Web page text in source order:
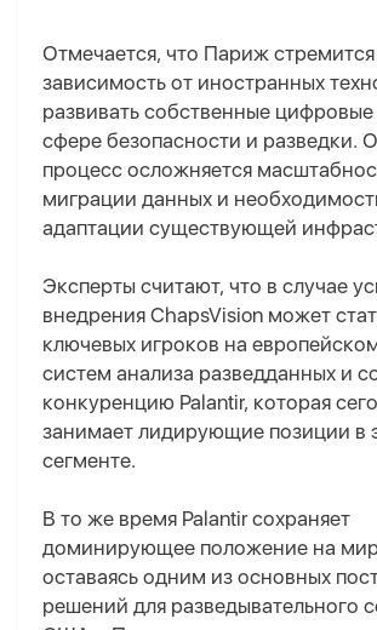
Отмечается, что Париж стремится
зависимость от иностранных
развивать собственные
сфере безопасности и разведки.
процесс осложняется
миграции данных и
адаптации существующей
Эксперты считают, что в случае
внедрения ChapsVision может
ключевых игроков на
систем анализа разведданных и
конкуренцию Palantir, которая
занимает лидирующие позиции в
сегменте.
В то же время Palantir сохраняет
доминирующее положение на
оставаясь одним из основных
решений для разведывательного